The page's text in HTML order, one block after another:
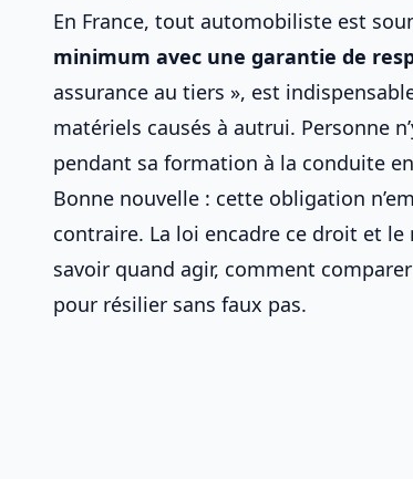
En France, tout automobiliste est
minimum avec une garantie de
assurance au tiers », est
matériels causés à autrui. Personne
pendant sa formation à la conduite
Bonne nouvelle : cette obligation
contraire. La loi encadre ce droit et le
savoir quand agir, comment
pour résilier sans faux pas.